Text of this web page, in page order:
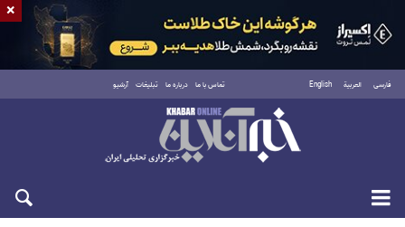
فارسی العربية English تماس با ما درباره ما تبلیغات آرشیو
شنبه ۱۷ مرداد ۱۴۰۵
×